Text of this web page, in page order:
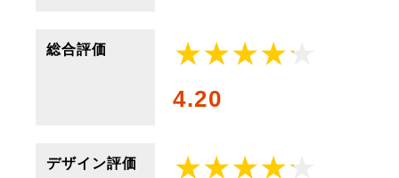
総合評価
4.20
デザイン評価